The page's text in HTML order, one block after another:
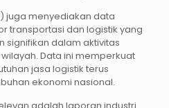
juga menyediakan data
transportasi dan logistik yang
signifikan dalam aktivitas
Data ini memperkuat
jasa logistik terus
ekonomi nasional.
adalah laporan industri